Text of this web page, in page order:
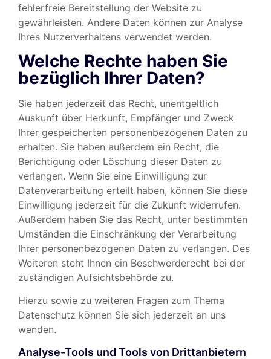
fehlerfreie Bereitstellung der Website zu
gewährleisten. Andere Daten können zur Analyse
Ihres Nutzerverhaltens verwendet werden.
Welche Rechte haben Sie
bezüglich Ihrer Daten?
Sie haben jederzeit das Recht, unentgeltlich
Auskunft über Herkunft, Empfänger und Zweck
Ihrer gespeicherten personenbezogenen Daten zu
erhalten. Sie haben außerdem ein Recht, die
Berichtigung oder Löschung dieser Daten zu
verlangen. Wenn Sie eine Einwilligung zur
Datenverarbeitung erteilt haben, können Sie diese
Einwilligung jederzeit für die Zukunft widerrufen.
Außerdem haben Sie das Recht, unter bestimmten
Umständen die Einschränkung der Verarbeitung
Ihrer personenbezogenen Daten zu verlangen. Des
Weiteren steht Ihnen ein Beschwerderecht bei der
zuständigen Aufsichtsbehörde zu.
Hierzu sowie zu weiteren Fragen zum Thema
Datenschutz können Sie sich jederzeit an uns
wenden.
Analyse-Tools und Tools von Dritt­anbietern